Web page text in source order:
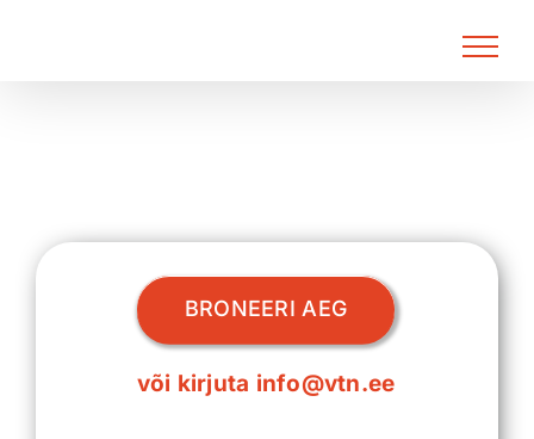
BRONEERI AEG
või kirjuta info@vtn.ee